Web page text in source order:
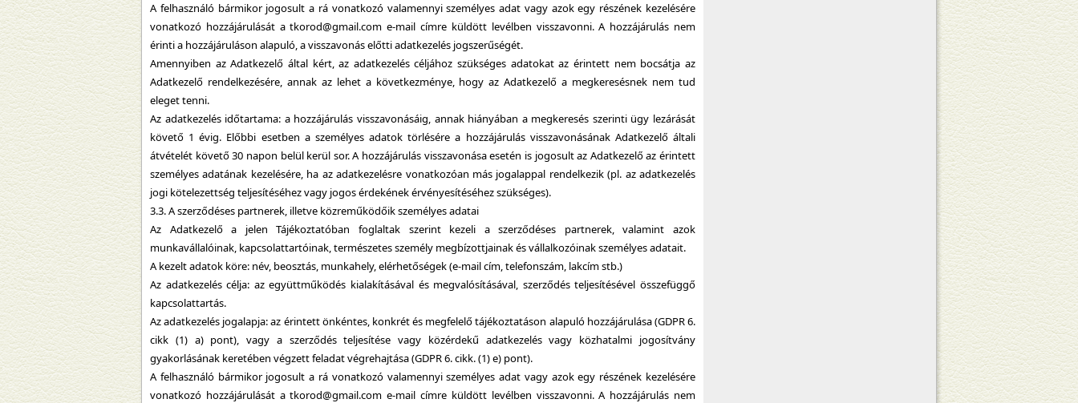
A felhasználó bármikor jogosult a rá vonatkozó valamennyi személyes adat vagy azok egy részének kezelésére
vonatkozó hozzájárulását a tkorod@gmail.com e-mail címre küldött levélben visszavonni. A hozzájárulás nem
érinti a hozzájáruláson alapuló, a visszavonás előtti adatkezelés jogszerűségét.
Amennyiben az Adatkezelő által kért, az adatkezelés céljához szükséges adatokat az érintett nem bocsátja az
Adatkezelő rendelkezésére, annak az lehet a következménye, hogy az Adatkezelő a megkeresésnek nem tud
eleget tenni.
Az adatkezelés időtartama: a hozzájárulás visszavonásáig, annak hiányában a megkeresés szerinti ügy lezárását
követő 1 évig. Előbbi esetben a személyes adatok törlésére a hozzájárulás visszavonásának Adatkezelő általi
átvételét követő 30 napon belül kerül sor. A hozzájárulás visszavonása esetén is jogosult az Adatkezelő az érintett
személyes adatának kezelésére, ha az adatkezelésre vonatkozóan más jogalappal rendelkezik (pl. az adatkezelés
jogi kötelezettség teljesítéséhez vagy jogos érdekének érvényesítéséhez szükséges).
3.3. A szerződéses partnerek, illetve közreműködőik személyes adatai
Az Adatkezelő a jelen Tájékoztatóban foglaltak szerint kezeli a szerződéses partnerek, valamint azok
munkavállalóinak, kapcsolattartóinak, természetes személy megbízottjainak és vállalkozóinak személyes adatait.
A kezelt adatok köre: név, beosztás, munkahely, elérhetőségek (e-mail cím, telefonszám, lakcím stb.)
Az adatkezelés célja: az együttműködés kialakításával és megvalósításával, szerződés teljesítésével összefüggő
kapcsolattartás.
Az adatkezelés jogalapja: az érintett önkéntes, konkrét és megfelelő tájékoztatáson alapuló hozzájárulása (GDPR 6.
cikk (1) a) pont), vagy a szerződés teljesítése vagy közérdekű adatkezelés vagy közhatalmi jogosítvány
gyakorlásának keretében végzett feladat végrehajtása (GDPR 6. cikk. (1) e) pont).
A felhasználó bármikor jogosult a rá vonatkozó valamennyi személyes adat vagy azok egy részének kezelésére
vonatkozó hozzájárulását a tkorod@gmail.com e-mail címre küldött levélben visszavonni. A hozzájárulás nem